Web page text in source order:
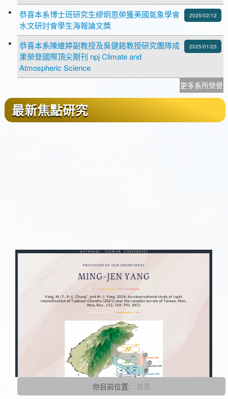
恭喜本系博士班研究生繆炯恩榮獲美國氣象學會
水文研討會學生海報論文獎
2025/02/12
恭喜本系陳維婷副教授及吳健銘教授研究團隊成
果榮登國際頂尖期刊 npj Climate and
Atmospheric Science
2025/01/23
更多系所榮譽
最新焦點研究
你目前位置: 首頁